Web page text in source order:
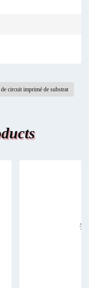
de circuit imprimé de substrat